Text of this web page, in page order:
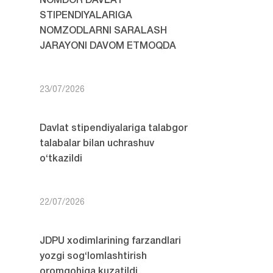
STIPENDIYALARIGA
NOMZODLARNI SARALASH
JARAYONI DAVOM ETMOQDA
23/07/2026
Davlat stipendiyalariga talabgor
talabalar bilan uchrashuv
o‘tkazildi
22/07/2026
JDPU xodimlarining farzandlari
yozgi sog‘lomlashtirish